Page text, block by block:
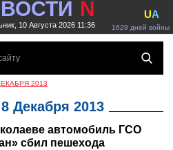
N
10 Августа 2026 11:36 1629 дней войны
UA
2013
Декабря 2013
автомобиль ГСО
сбил пешехода